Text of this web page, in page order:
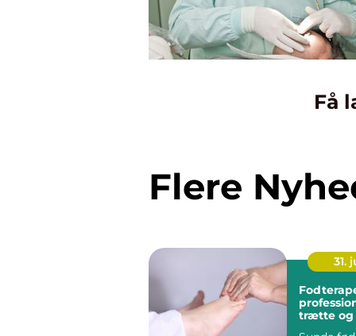
Få
Flere
31.
trætte og